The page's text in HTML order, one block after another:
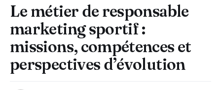
Le métier de responsable
marketing sportif :
missions, compétences et
perspectives d’évolution